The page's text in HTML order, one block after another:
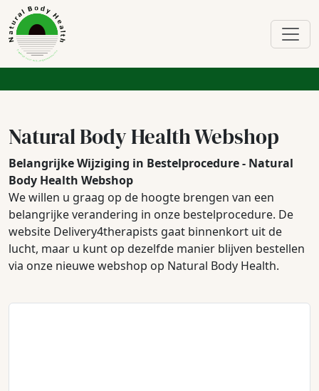
Natural Body Health Webshop
Belangrijke Wijziging in Bestelprocedure - Natural
Body Health Webshop
We willen u graag op de hoogte brengen van een
belangrijke verandering in onze bestelprocedure. De
website Delivery4therapists gaat binnenkort uit de
lucht, maar u kunt op dezelfde manier blijven bestellen
via onze nieuwe webshop op Natural Body Health.